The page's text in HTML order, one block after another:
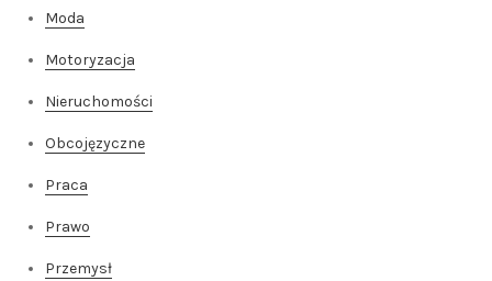
Moda
Motoryzacja
Nieruchomości
Obcojęzyczne
Praca
Prawo
Przemysł